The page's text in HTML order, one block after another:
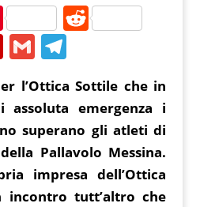
Pi
nt
er
e
st
R
di
t
Fl
ip
b
o
ar
d
G
m
ai
l
T
e
gr
a
m
l’Ottica Sottile che in
assoluta emergenza i
superano gli atleti di
Pallavolo Messina.
impresa dell’Ottica
incontro tutt’altro che